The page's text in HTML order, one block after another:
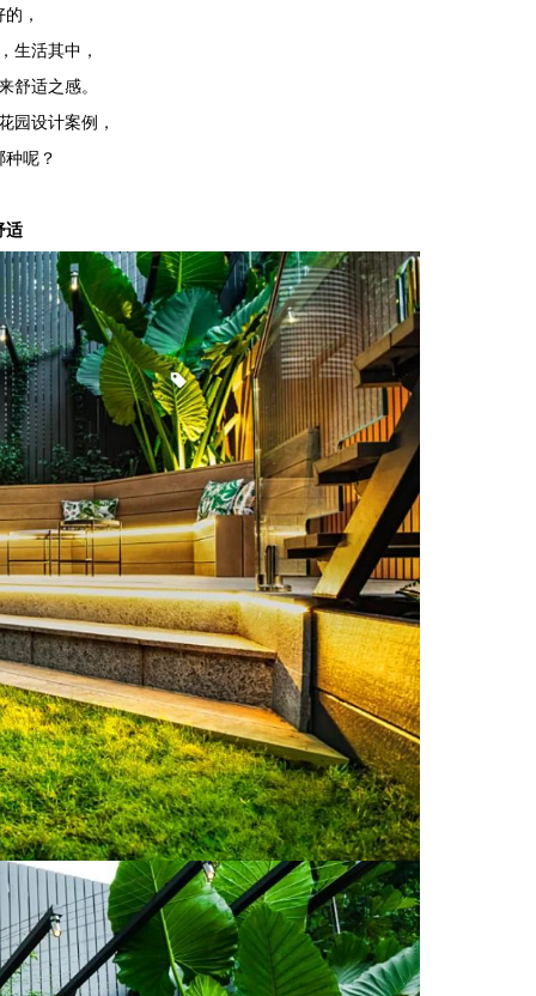
，
生活其中，
舒适之感。
园设计案例，
呢？
适